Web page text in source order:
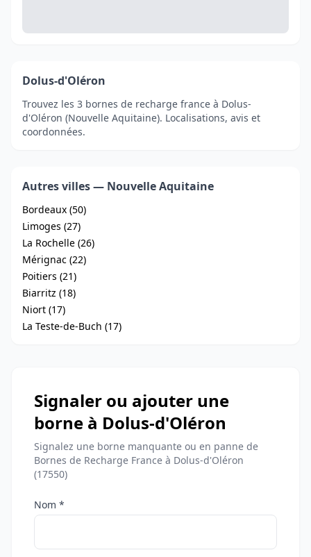
Dolus-d'Oléron
Trouvez les 3 bornes de recharge france à Dolus-
d'Oléron (Nouvelle Aquitaine). Localisations, avis et
coordonnées.
Autres villes — Nouvelle Aquitaine
Bordeaux (50)
Limoges (27)
La Rochelle (26)
Mérignac (22)
Poitiers (21)
Biarritz (18)
Niort (17)
La Teste-de-Buch (17)
Signaler ou ajouter une
borne à Dolus-d'Oléron
Signalez une borne manquante ou en panne de
Bornes de Recharge France à Dolus-d'Oléron
(17550)
Nom *